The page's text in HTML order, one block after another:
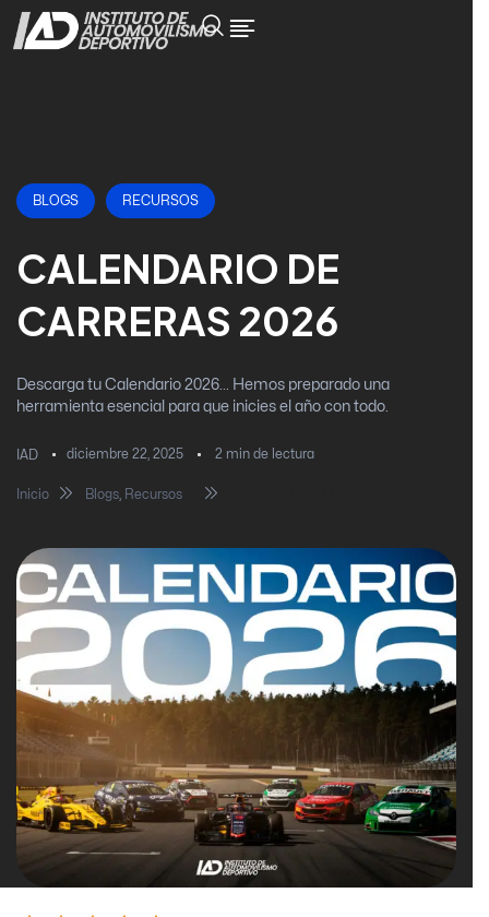
BLOGS RECURSOS
CALENDARIO DE
CARRERAS 2026
Descarga tu Calendario 2026... Hemos preparado una
herramienta esencial para que inicies el año con todo.
IAD diciembre 22, 2025 2 min de lectura
Inicio Blogs, Recursos